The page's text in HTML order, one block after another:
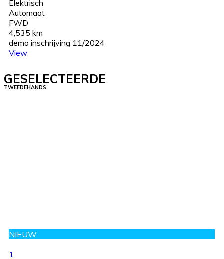
Elektrisch
Automaat
FWD
4,535 km
demo inschrijving 11/2024
View
GESELECTEERDE
TWEEDEHANDS
NIEUW
1